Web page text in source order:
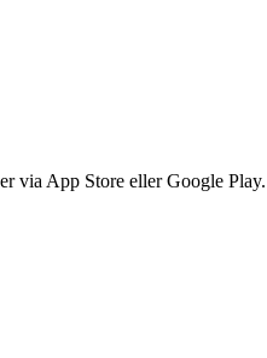
via App Store eller Google Play.